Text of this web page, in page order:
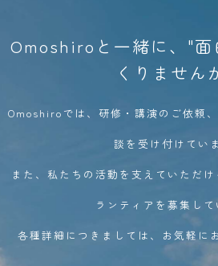
Omoshiroと一緒に、"面
くりません
Omoshiroでは、研修・講演のご依頼
談を受け付けてい
また、私たちの活動を支えていただ
ランティアを募集して
各種詳細につきましては、お気軽に